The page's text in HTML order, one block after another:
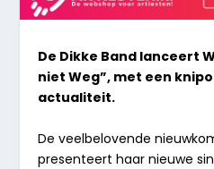
De Dikke Band lanceert
niet Weg”, met een
actualiteit.
De veelbelovende
presenteert haar nieuwe